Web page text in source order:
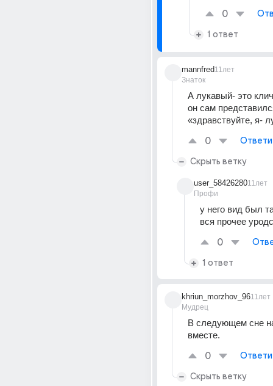
0
1 ответ
mannfred
Знаток
11лет
А лукавый- это
он сам
«здравствуйте, я-
0
Скрыть ветку
user_58426280
Профи
11лет
у него вид был
вся прочее
0
1 ответ
khriun_morzhov_96
Мудрец
11лет
В следующем сне
вместе.
0
Скрыть ветку